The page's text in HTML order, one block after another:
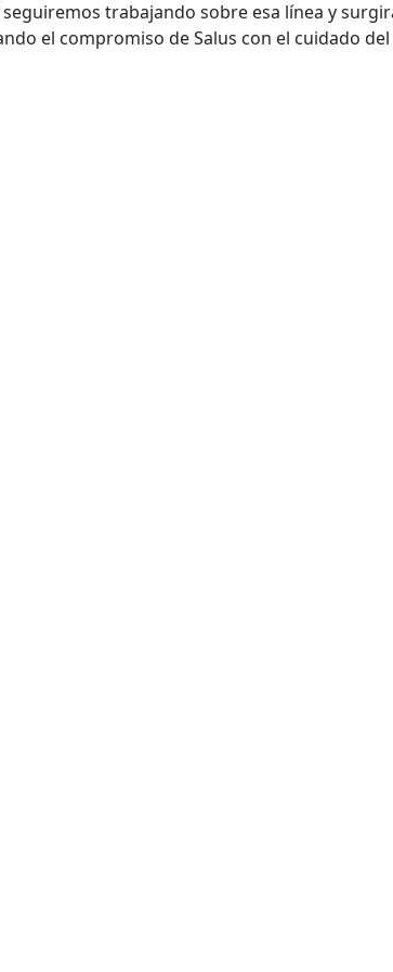
trabajando sobre esa línea y
el compromiso de Salus con el cuidado del